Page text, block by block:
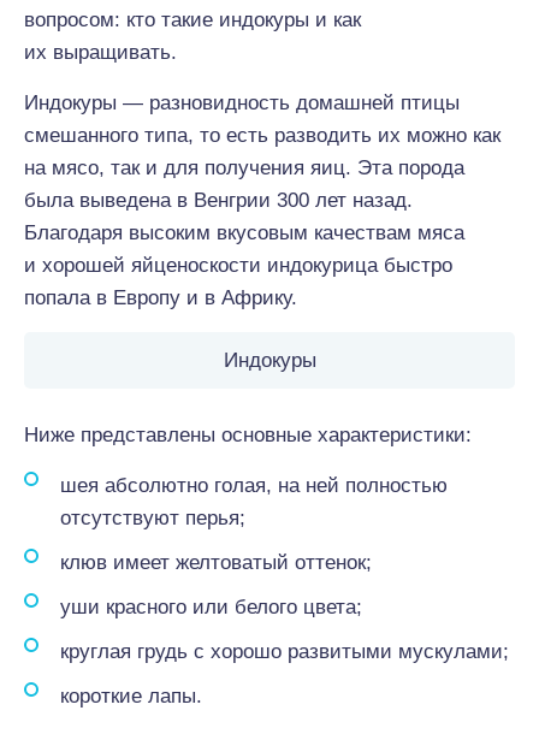
вопросом: кто такие индокуры и как
их выращивать.
Индокуры — разновидность домашней птицы
смешанного типа, то есть разводить их можно как
на мясо, так и для получения яиц. Эта порода
была выведена в Венгрии 300 лет назад.
Благодаря высоким вкусовым качествам мяса
и хорошей яйценоскости индокурица быстро
попала в Европу и в Африку.
Индокуры
Ниже представлены основные характеристики:
шея абсолютно голая, на ней полностью
отсутствуют перья;
клюв имеет желтоватый оттенок;
уши красного или белого цвета;
круглая грудь с хорошо развитыми мускулами;
короткие лапы.